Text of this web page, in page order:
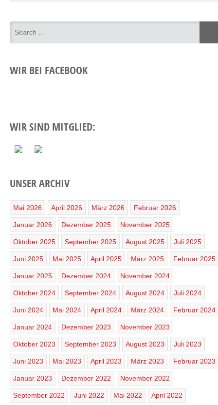
WIR BEI FACEBOOK
WIR SIND MITGLIED:
UNSER ARCHIV
Mai 2026 April 2026 März 2026 Februar 2026
Januar 2026 Dezember 2025 November 2025
Oktober 2025 September 2025 August 2025 Juli 2025
Juni 2025 Mai 2025 April 2025 März 2025 Februar 2025
Januar 2025 Dezember 2024 November 2024
Oktober 2024 September 2024 August 2024 Juli 2024
Juni 2024 Mai 2024 April 2024 März 2024 Februar 2024
Januar 2024 Dezember 2023 November 2023
Oktober 2023 September 2023 August 2023 Juli 2023
Juni 2023 Mai 2023 April 2023 März 2023 Februar 2023
Januar 2023 Dezember 2022 November 2022
September 2022 Juni 2022 Mai 2022 April 2022